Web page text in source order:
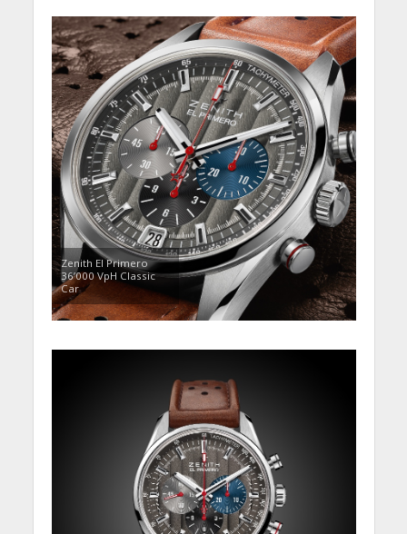
Zenith El Primero
36’000 VpH Classic
Car